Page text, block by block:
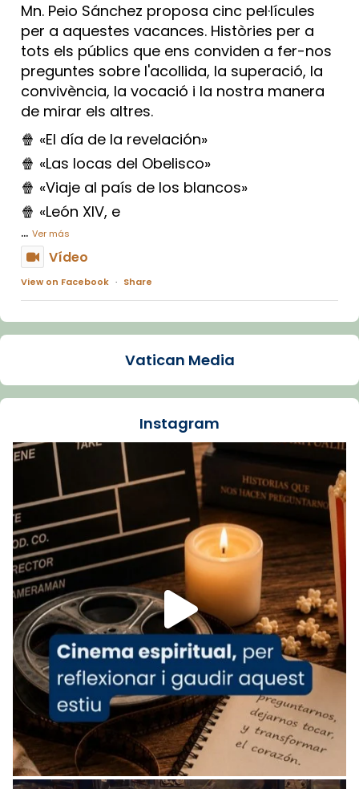
Mn. Peio Sánchez proposa cinc pel·lícules
per a aquestes vacances. Històries per a
tots els públics que ens conviden a fer-nos
preguntes sobre l'acollida, la superació, la
convivència, la vocació i la nostra manera
de mirar els altres.
🍿 «El día de la revelación»
🍿 «Las locas del Obelisco»
🍿 «Viaje al país de los blancos»
🍿 «León XIV, e
... Ver más
Vídeo
View on Facebook · Share
Arquebisbat de Barcelona
La Carmina va patir depressió. Fa gairebé
dos mesos, a l'Estadi Lluís Companys, la
Recupera l'entrevista comp
Vatican
tican News 👇
www.vaticannews.va/es/iglesia/news/2026-
07/carmina-historia-depresion-papa-viaje-
espana-testimoni...
Foto
View on Facebook · Share
Arquebisbat de Barcelona
2 weeks ago
«Avui les santes Juliana i Semproniana ens
ajuden a alçar la mirada»
Mons. Sergi Gordo, bisbe de Tortosa, ha
presidit aquest 27 de juliol la missa de Les
Santes de Mataró.
Vatican Media
Instagram